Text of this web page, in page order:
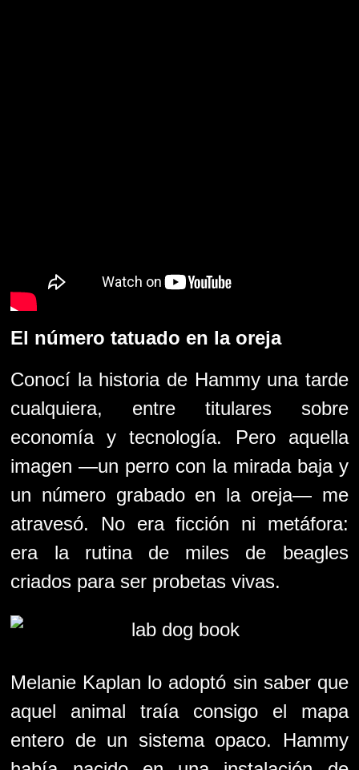
El número tatuado en la oreja
Conocí la historia de Hammy una tarde
cualquiera, entre titulares sobre
economía y tecnología. Pero aquella
imagen —un perro con la mirada baja y
un número grabado en la oreja— me
atravesó. No era ficción ni metáfora:
era la rutina de miles de beagles
criados para ser probetas vivas.
Melanie Kaplan lo adoptó sin saber que
aquel animal traía consigo el mapa
entero de un sistema opaco. Hammy